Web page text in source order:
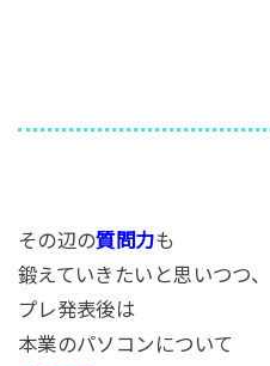
その辺の質問力も
鍛えていきたいと思いつつ、
プレ発表後は
本業のパソコンについて